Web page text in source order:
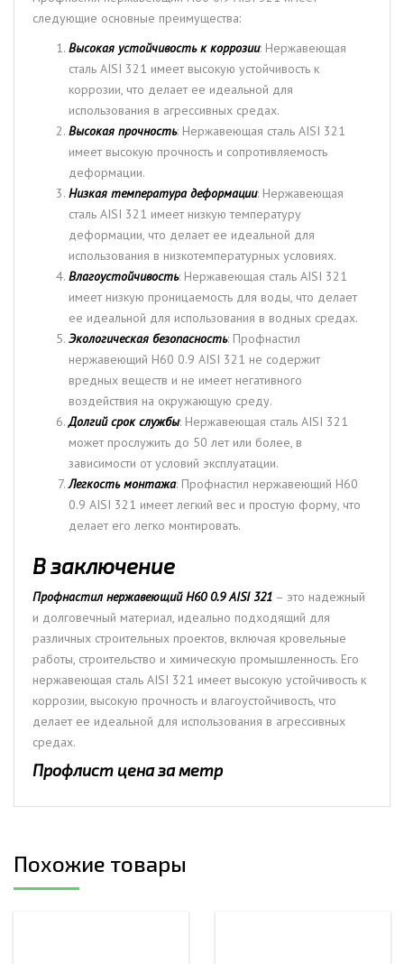
следующие основные преимущества:
Высокая устойчивость к коррозии: Нержавеющая
сталь AISI 321 имеет высокую устойчивость к
коррозии, что делает ее идеальной для
использования в агрессивных средах.
Высокая прочность: Нержавеющая сталь AISI 321
имеет высокую прочность и сопротивляемость
деформации.
Низкая температура деформации: Нержавеющая
сталь AISI 321 имеет низкую температуру
деформации, что делает ее идеальной для
использования в низкотемпературных условиях.
Влагоустойчивость: Нержавеющая сталь AISI 321
имеет низкую проницаемость для воды, что делает
ее идеальной для использования в водных средах.
Экологическая безопасность: Профнастил
нержавеющий Н60 0.9 AISI 321 не содержит
вредных веществ и не имеет негативного
воздействия на окружающую среду.
Долгий срок службы: Нержавеющая сталь AISI 321
может прослужить до 50 лет или более, в
зависимости от условий эксплуатации.
Легкость монтажа: Профнастил нержавеющий Н60
0.9 AISI 321 имеет легкий вес и простую форму, что
делает его легко монтировать.
В заключение
Профнастил нержавеющий Н60 0.9 AISI 321 – это надежный
и долговечный материал, идеально подходящий для
различных строительных проектов, включая кровельные
работы, строительство и химическую промышленность. Его
нержавеющая сталь AISI 321 имеет высокую устойчивость к
коррозии, высокую прочность и влагоустойчивость, что
делает ее идеальной для использования в агрессивных
средах.
Профлист цена за метр
Похожие товары